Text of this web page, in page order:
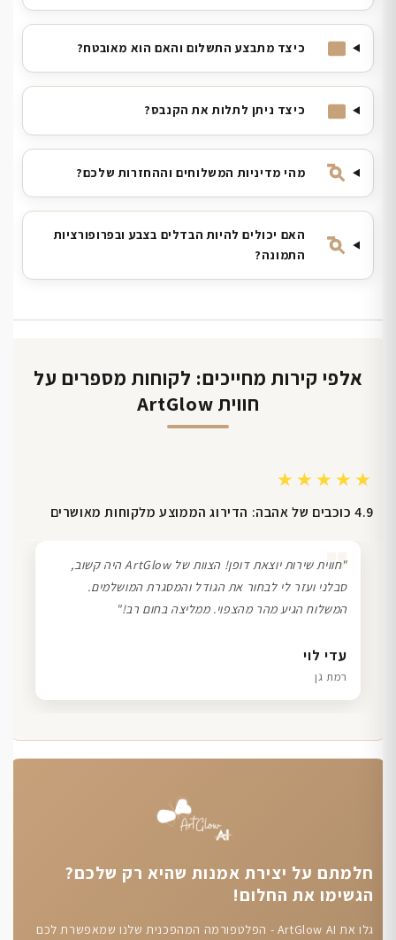
כיצד מתבצע התשלום והאם הוא מאובטח?
כיצד ניתן לתלות את הקנבס?
מהי מדיניות המשלוחים וההחזרות שלכם?
האם יכולים להיות הבדלים בצבע ובפרופורציות
התמונה?
אלפי קירות מחייכים: לקוחות מספרים על
חווית ArtGlow
★★★★★
4.9 כוכבים של אהבה: הדירוג הממוצע מלקוחות מאושרים
שרון כהן
תל אביב
❞
"חווית שירות יוצאת דופן! הצוות של ArtGlow היה קשוב,
סבלני ועזר לי לבחור את הגודל והמסגרת המושלמים.
המשלוח הגיע מהר מהצפוי. ממליצה בחום רב!"
עדי לוי
רמת גן
דנה גל
חיפה
ליאת ויוסי מ.
הוד השרון
חלמתם על יצירת אמנות שהיא רק שלכם?
הגשימו את החלום!
גלו את ArtGlow AI - הפלטפורמה המהפכנית שלנו שמאפשרת לכם